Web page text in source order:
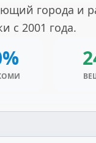
города и
с 2001 года.